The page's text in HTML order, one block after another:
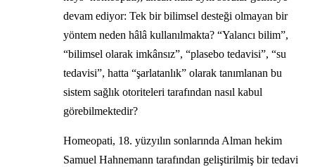
devam ediyor: Tek bir bilimsel desteği olmayan bir
yöntem neden hâlâ kullanılmakta? “Yalancı bilim”,
“bilimsel olarak imkânsız”, “plasebo tedavisi”, “su
tedavisi”, hatta “şarlatanlık” olarak tanımlanan bu
sistem sağlık otoriteleri tarafından nasıl kabul
görebilmektedir?
Homeopati, 18. yüzyılın sonlarında Alman hekim
Samuel Hahnemann tarafından geliştirilmiş bir tedavi